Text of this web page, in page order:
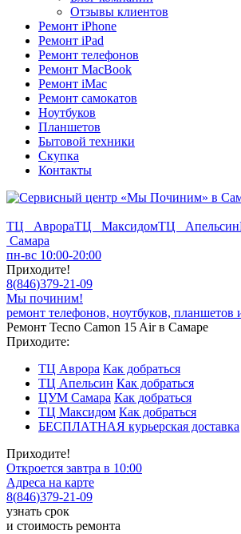
Отзывы клиентов
Ремонт iPhone
Ремонт iPad
Ремонт телефонов
Ремонт MacBook
Ремонт iMac
Ремонт самокатов
Ноутбуков
Планшетов
Бытовой техники
Скупка
Контакты
ТЦ АврораТЦ МаксидомТЦ Апельсин
Самара
пн-вс 10:00-20:00
Приходите!
8(846)379-21-09
Мы починим!
ремонт телефонов, ноутбуков, планшетов
Ремонт Tecno Camon 15 Air в Самаре
Приходите:
ТЦ Аврора Как добраться
ТЦ Апельсин Как добраться
ЦУМ Самара Как добраться
ТЦ Максидом Как добраться
БЕСПЛАТНАЯ курьерская доставка
Приходите!
Откроется завтра в 10:00
Адреса на карте
8(846)379-21-09
узнать срок
и стоимость ремонта